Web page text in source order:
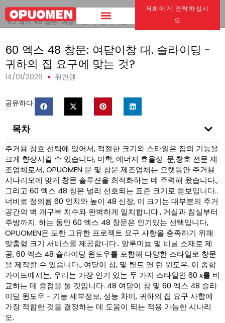
저희에게 연락하십시
오
집 >
60 엑스 48 창문: 여닫이창 대. 슬라이딩 - 귀하의 집 요구에 맞는 것?
60 엑스 48 창문: 여닫이창 대. 슬라이딩 -
귀하의 집 요구에 맞는 것?
14/01/2026 위안웬
공유하다:
목차
주거용 창호 선택에 있어서, 적절한 크기와 스타일은 집의 기능을
크게 향상시킬 수 있습니다, 미학, 에너지 효율성. 문,창호 전문 제
조업체로서, OPUOMEN 문 및 창문 제조업체는 오랫동안 주거용
시나리오에 맞게 창문 솔루션을 최적화하는 데 주력해 왔습니다.,
그리고 60 엑스 48 창은 널리 선호되는 표준 크기로 돋보입니다..
너비로 정의됨 60 인치와 높이 48 신장, 이 크기는 대부분의 주거
공간의 벽 개구부 치수와 완벽하게 일치합니다., 거실과 침실부터
주방까지. 하는 동안 60 엑스 48 창문은 인기있는 선택입니다,
OPUOMEN은 또한 고유한 프로젝트 요구 사항을 충족하기 위해
맞춤형 크기 서비스를 제공합니다.. 알루미늄 및 비닐 소재로 제
공, 60 엑스 48 슬라이딩 윈도우를 포함해 다양한 스타일로 창문
을 제작할 수 있습니다., 여닫이 창, 및 틸트 앤 턴 윈도우. 이 종합
가이드에서는, 우리는 가장 인기 있는 두 가지 스타일인 60 x를 비
교하는 데 중점을 둘 것입니다. 48 여닫이 창 및 60 엑스 48 슬라
이딩 윈도우 - 기능 세부정보, 성능 차이, 귀하의 집 요구 사항에
가장 적합한 것을 결정하는 데 도움이 되는 적용 가능한 시나리
오.